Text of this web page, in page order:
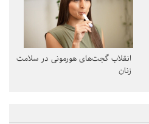
انقلاب گجت‌های هورمونی در سلامت
زنان